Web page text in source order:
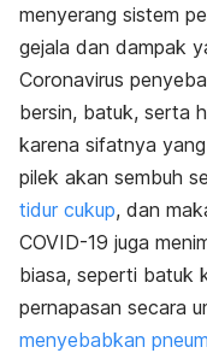
menyerang sistem
gejala dan dampak
Coronavirus
bersin, batuk, serta
karena sifatnya
pilek akan sembuh
tidur cukup, dan
COVID-19 juga
biasa, seperti batuk
pernapasan secara
menyebabkan